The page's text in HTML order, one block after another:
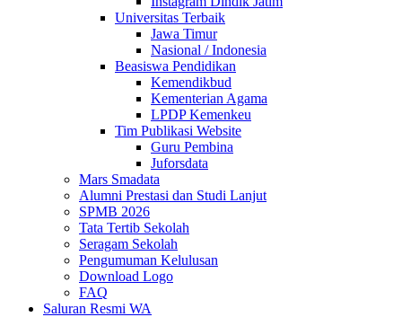
Universitas Terbaik
Jawa Timur
Nasional / Indonesia
Beasiswa Pendidikan
Kemendikbud
Kementerian Agama
LPDP Kemenkeu
Tim Publikasi Website
Guru Pembina
Juforsdata
Mars Smadata
Alumni Prestasi dan Studi Lanjut
SPMB 2026
Tata Tertib Sekolah
Seragam Sekolah
Pengumuman Kelulusan
Download Logo
FAQ
Saluran Resmi WA